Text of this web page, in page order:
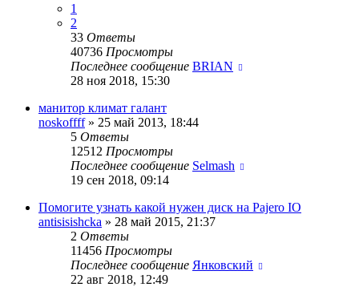
1
2
33 Ответы
40736 Просмотры
Последнее сообщение BRIAN
28 ноя 2018, 15:30
манитор климат галант
noskoffff» 25 май 2013, 18:44
5 Ответы
12512 Просмотры
Последнее сообщение Selmash
19 сен 2018, 09:14
Помогите узнать какой нужен диск на Pajero IO
antisisishcka » 28 май 2015, 21:37
2 Ответы
11456 Просмотры
Последнее сообщение Янковский
22 авг 2018, 12:49